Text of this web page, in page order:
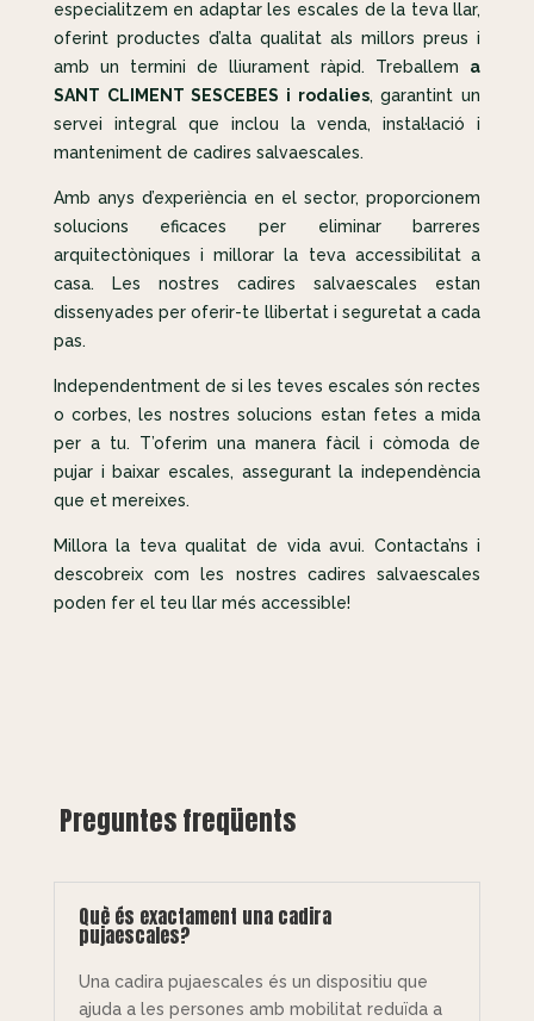
especialitzem en adaptar les escales de la teva llar,
oferint productes d’alta qualitat als millors preus i
amb un termini de lliurament ràpid. Treballem a
SANT CLIMENT SESCEBES i rodalies, garantint un
servei integral que inclou la venda, instal·lació i
manteniment de cadires salvaescales.
Amb anys d’experiència en el sector, proporcionem
solucions eficaces per eliminar barreres
arquitectòniques i millorar la teva accessibilitat a
casa. Les nostres cadires salvaescales estan
dissenyades per oferir-te llibertat i seguretat a cada
pas.
Independentment de si les teves escales són rectes
o corbes, les nostres solucions estan fetes a mida
per a tu. T’oferim una manera fàcil i còmoda de
pujar i baixar escales, assegurant la independència
que et mereixes.
Millora la teva qualitat de vida avui. Contacta’ns i
descobreix com les nostres cadires salvaescales
poden fer el teu llar més accessible!
Preguntes freqüents
Què és exactament una cadira
pujaescales?
Una cadira pujaescales és un dispositiu que
ajuda a les persones amb mobilitat reduïda a